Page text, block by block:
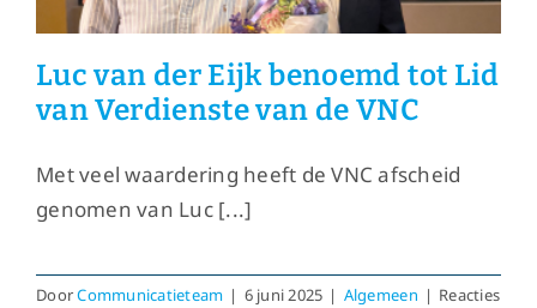
Luc van der Eijk benoemd tot Lid
van Verdienste van de VNC
Met veel waardering heeft de VNC afscheid
genomen van Luc [...]
DoorCommunicatieteam | 6 juni 2025 | Algemeen | Reacties